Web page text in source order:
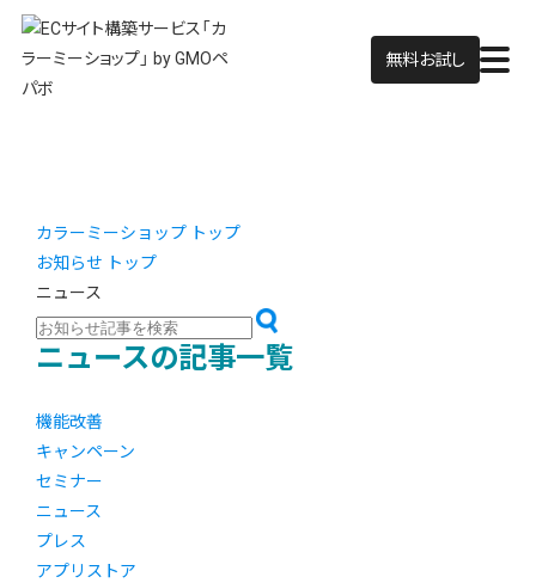
無料お試し
カラーミーショップ トップ
お知らせ トップ
ニュース
ニュースの記事一覧
機能改善
キャンペーン
セミナー
ニュース
プレス
アプリストア